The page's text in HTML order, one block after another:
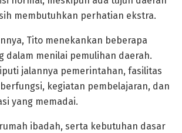
membutuhkan perhatian ekstra.
Tito menekankan beberapa
dalam menilai pemulihan daerah.
jalannya pemerintahan, fasilitas
kegiatan pembelajaran, dan
yang memadai.
ibadah, serta kebutuhan dasar